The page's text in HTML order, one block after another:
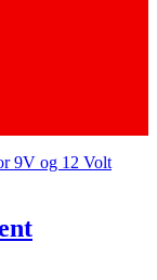
9V og 12 Volt